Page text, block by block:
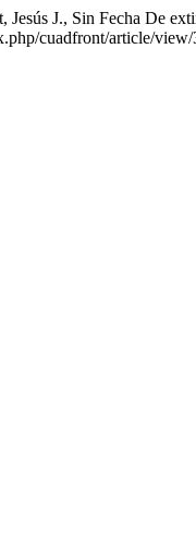
Jesús J., Sin Fecha De
cuadfront/article/